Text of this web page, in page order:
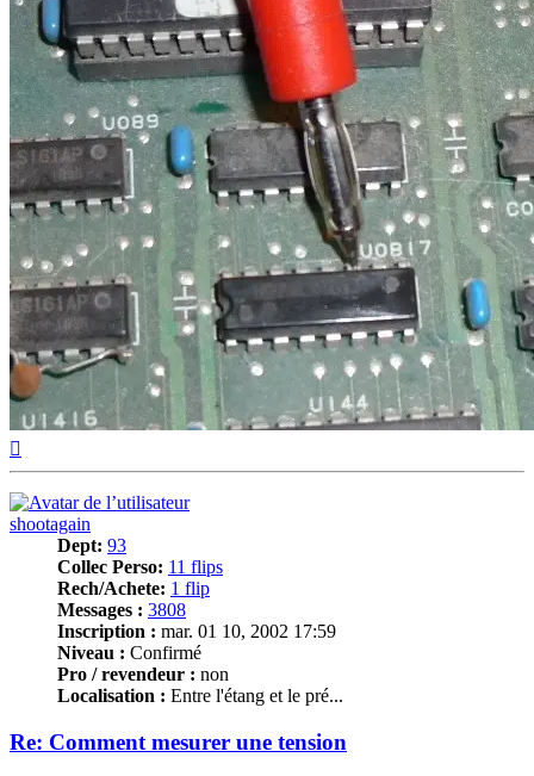
shootagain
Dept: 93
Collec Perso: 11 flips
Rech/Achete: 1 flip
Messages : 3808
Inscription : mar. 01 10, 2002 17:59
Niveau : Confirmé
Pro / revendeur : non
Localisation : Entre l'étang et le pré...
Re: Comment mesurer une tension